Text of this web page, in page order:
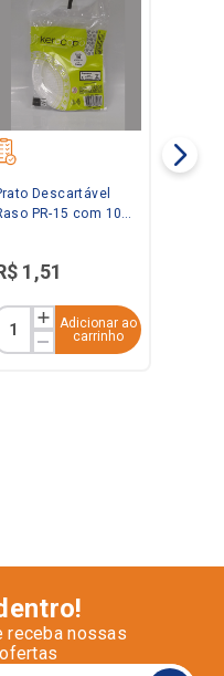
Descartável
PR-15 com 10
1 ,51
Adicionar ao
carrinho
receba nossas